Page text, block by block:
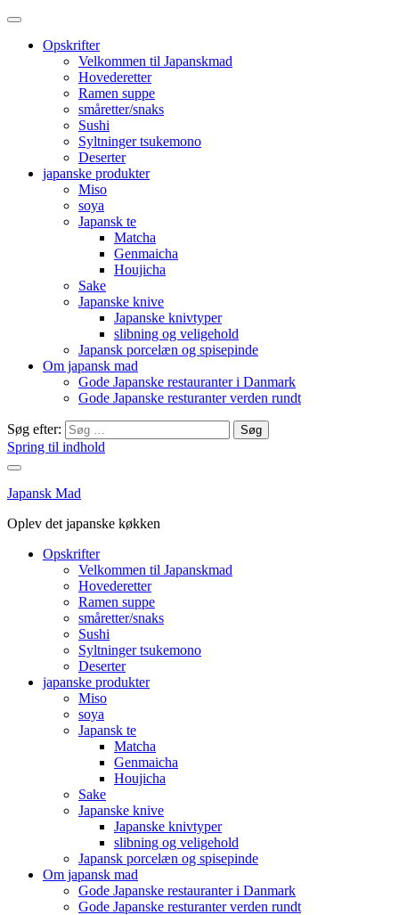
Opskrifter
Velkommen til Japanskmad
Hovederetter
Ramen suppe
småretter/snaks
Sushi
Syltninger tsukemono
Deserter
japanske produkter
Miso
soya
Japansk te
Matcha
Genmaicha
Houjicha
Sake
Japanske knive
Japanske knivtyper
slibning og veligehold
Japansk porcelæn og spisepinde
Om japansk mad
Gode Japanske restauranter i Danmark
Gode Japanske resturanter verden rundt
Søg efter:
Spring til indhold
Japansk Mad
Oplev det japanske køkken
Opskrifter
Velkommen til Japanskmad
Hovederetter
Ramen suppe
småretter/snaks
Sushi
Syltninger tsukemono
Deserter
japanske produkter
Miso
soya
Japansk te
Matcha
Genmaicha
Houjicha
Sake
Japanske knive
Japanske knivtyper
slibning og veligehold
Japansk porcelæn og spisepinde
Om japansk mad
Gode Japanske restauranter i Danmark
Gode Japanske resturanter verden rundt